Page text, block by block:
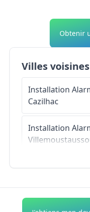
Obtenir
Villes voisines
Installation
Cazilhac
Installation
Installation